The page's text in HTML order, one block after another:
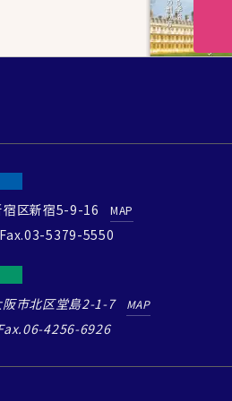
宿区新宿5-9-16 MAP
5379-5550
市北区堂島2-1-7 MAP
4256-6926